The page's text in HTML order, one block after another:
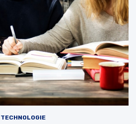
TECHNOLOGIE